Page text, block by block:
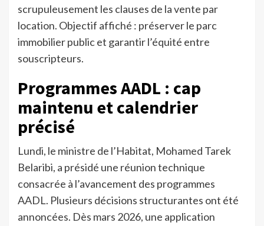
scrupuleusement les clauses de la vente par
location. Objectif affiché : préserver le parc
immobilier public et garantir l’équité entre
souscripteurs.
Programmes AADL : cap
maintenu et calendrier
précisé
Lundi, le ministre de l’Habitat, Mohamed Tarek
Belaribi, a présidé une réunion technique
consacrée à l’avancement des programmes
AADL. Plusieurs décisions structurantes ont été
annoncées. Dès mars 2026, une application